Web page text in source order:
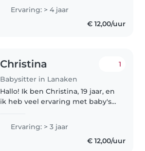
heel goed omgaan met kindjes.
Ik ben door de week pas
beschikbaar na 17 uur. In het
Ervaring: > 4 jaar
€ 12,00/uur
Christina
Babysitter in Lanaken
1
Hallo! Ik ben Christina, 19 jaar, en
ik heb veel ervaring met baby's
stage in Lanaken en
Maasmechelen. Ik ben geduldig,
verantwoordelijk en breng
Ervaring: > 3 jaar
€ 12,00/uur